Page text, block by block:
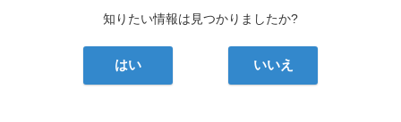
知りたい情報は見つかりましたか?
はい いいえ